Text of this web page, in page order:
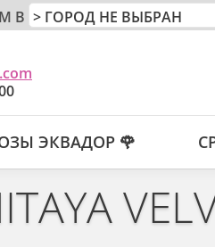
В
ЭКВАДОР 🌹